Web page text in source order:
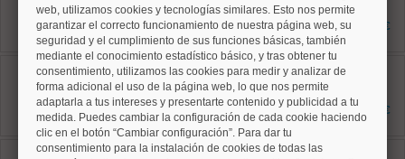
70 m²
1 dormitorios
1 baños
2.000 €
Tetuán, Cuatro Caminos
Ref: 50004227
75 m²
2 dormitorios
1 baños
3.000 €
Tetuán, Berruguete
web, utilizamos cookies y tecnologías similares. Esto nos permite
garantizar el correcto funcionamiento de nuestra página web, su
seguridad y el cumplimiento de sus funciones básicas, también
mediante el conocimiento estadístico básico, y tras obtener tu
consentimiento, utilizamos las cookies para medir y analizar de
forma adicional el uso de la página web, lo que nos permite
adaptarla a tus intereses y presentarte contenido y publicidad a tu
medida. Puedes cambiar la configuración de cada cookie haciendo
clic en el botón “Cambiar configuración”. Para dar tu
consentimiento para la instalación de cookies de todas las